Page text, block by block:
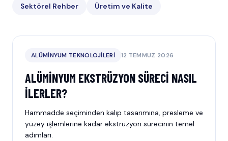
Sektörel Rehber
Üretim ve Kalite
ALÜMINYUM TEKNOLOJILERI 12 TEMMUZ 2026
ALÜMINYUM EKSTRÜZYON SÜRECI NASIL
İLERLER?
Hammadde seçiminden kalıp tasarımına, presleme ve
yüzey işlemlerine kadar ekstrüzyon sürecinin temel
adımları.